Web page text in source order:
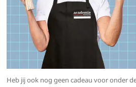
Heb jij ook nog geen cadeau voor onder